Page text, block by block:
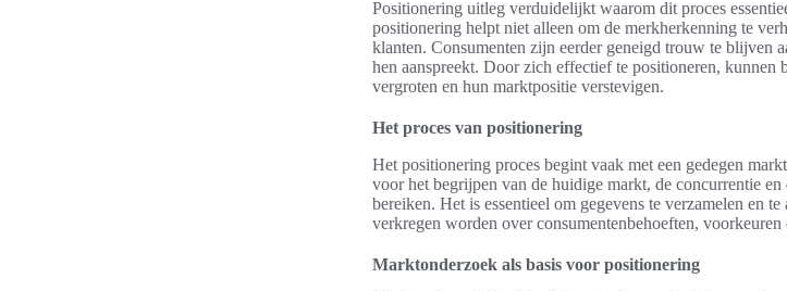
Positionering uitleg verduidelijkt waarom dit proces
positionering helpt niet alleen om de merkherkenning te
klanten. Consumenten zijn eerder geneigd trouw te blijven
hen aanspreekt. Door zich effectief te positioneren, kunnen
vergroten en hun marktpositie verstevigen.
Het proces van positionering
Het positionering proces begint vaak met een gedegen
voor het begrijpen van de huidige markt, de concurrentie
bereiken. Het is essentieel om gegevens te verzamelen en
verkregen worden over consumentenbehoeften, voorkeuren
Marktonderzoek als basis voor positionering